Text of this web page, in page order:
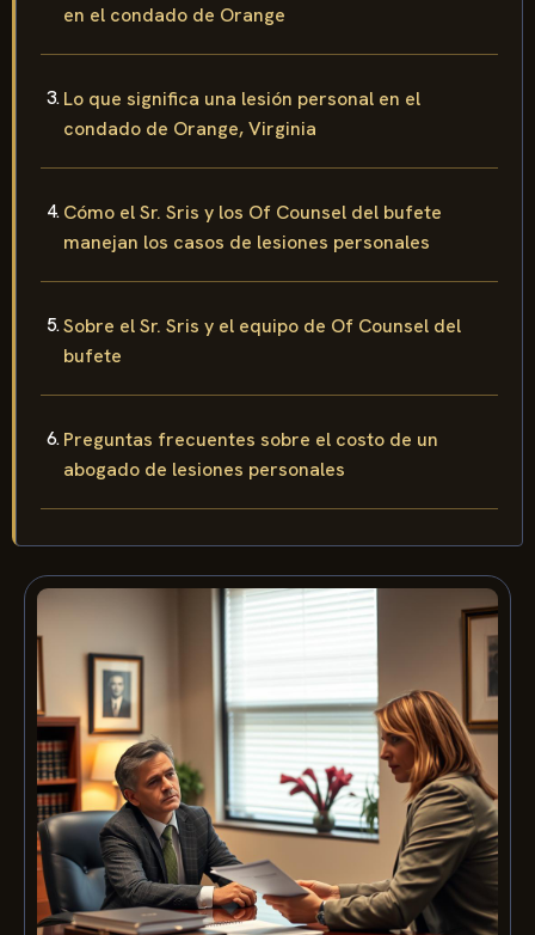
en el condado de Orange
Lo que significa una lesión personal en el
condado de Orange, Virginia
Cómo el Sr. Sris y los Of Counsel del bufete
manejan los casos de lesiones personales
Sobre el Sr. Sris y el equipo de Of Counsel del
bufete
Preguntas frecuentes sobre el costo de un
abogado de lesiones personales